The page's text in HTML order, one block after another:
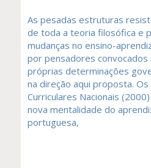
As pesadas estruturas
de toda a teoria filosófica e
mudanças no ensino-
por pensadores
próprias determinações
na direção aqui proposta.
Curriculares Nacionais
nova mentalidade do
portuguesa,